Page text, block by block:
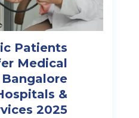
Patients
Medical
&
2025